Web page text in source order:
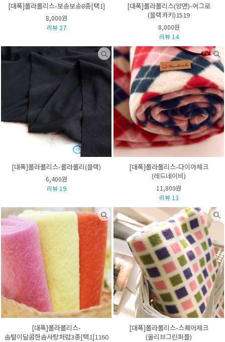
[대폭]폴라폴리스-보송보송8종[택1]
8,000원
리뷰 27
[대폭]폴라폴리스(양면)-어그로
(블랙카키)1519
8,000원
리뷰 14
[대폭]폴라폴리스-폴라폴리(블랙)
6,400원
리뷰 19
[대폭]폴라폴리스-다이아체크
(레드네이비)
11,800원
리뷰 13
[대폭]폴라폴리스-
솜털이달콤한솜사탕처럼3종[택1]1160
[대폭]폴라폴리스-스퀘어체크
(올리브그린퍼플)